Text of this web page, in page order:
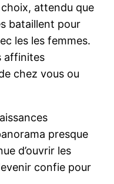
choix, attendu que
bataillent pour
les les femmes.
affinites
chez vous ou
presque
d’ouvrir les
confie pour